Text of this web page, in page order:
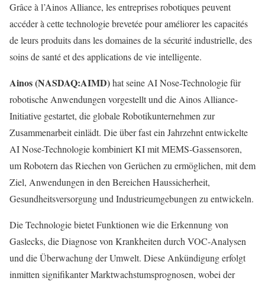
Grâce à l’Ainos Alliance, les entreprises robotiques peuvent
accéder à cette technologie brevetée pour améliorer les capacités
de leurs produits dans les domaines de la sécurité industrielle, des
soins de santé et des applications de vie intelligente.
Ainos (NASDAQ:AIMD)hat seine AI Nose-Technologie für
robotische Anwendungen vorgestellt und die Ainos Alliance-
Initiative gestartet, die globale Robotikunternehmen zur
Zusammenarbeit einlädt. Die über fast ein Jahrzehnt entwickelte
AI Nose-Technologie kombiniert KI mit MEMS-Gassensoren,
um Robotern das Riechen von Gerüchen zu ermöglichen, mit dem
Ziel, Anwendungen in den Bereichen Haussicherheit,
Gesundheitsversorgung und Industrieumgebungen zu entwickeln.
Die Technologie bietet Funktionen wie die Erkennung von
Gaslecks, die Diagnose von Krankheiten durch VOC-Analysen
und die Überwachung der Umwelt. Diese Ankündigung erfolgt
inmitten signifikanter Marktwachstumsprognosen, wobei der